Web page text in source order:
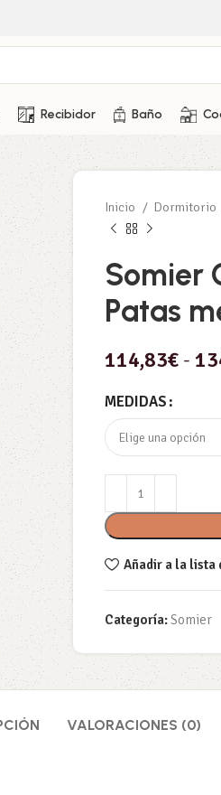
Recibidor Baño
Inicio Dormitorio
Somier
Patas
114,83€ -
MEDIDAS
Añadir a la lista
Categoría:Somier
VALORACIONES (0)